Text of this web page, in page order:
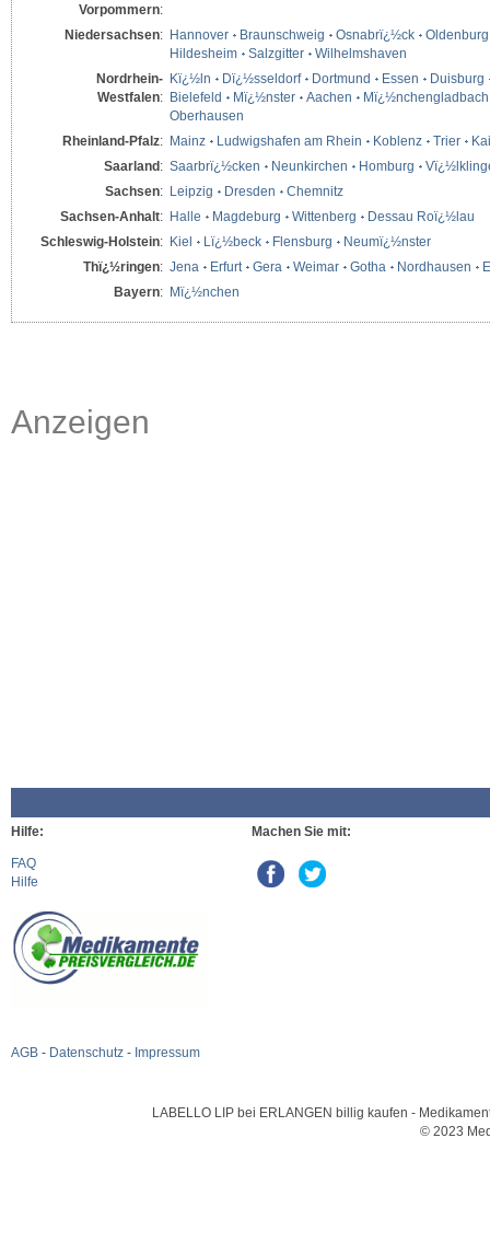
Vorpommern:
Niedersachsen: Hannover Braunschweig Osnabrï¿½ck
Oldenburg
Hildesheim
Salzgitter
Wilhelmshaven
Nordrhein-
Westfalen:
Kï¿½ln Dï¿½sseldorf Dortmund Essen
Duisburg
Bielefeld
Mï¿½nster Aachen
Mï¿½nchengladbach
Oberhausen
Rheinland-Pfalz: Mainz Ludwigshafen am Rhein Koblenz Trier
Saarland: Saarbrï¿½cken Neunkirchen Homburg
Sachsen: Leipzig Dresden
Chemnitz
Sachsen-Anhalt: Halle Magdeburg Wittenberg
Dessau Roï¿½lau
Schleswig-Holstein: Kiel Lï¿½beck Flensburg
Neumï¿½nster
Thï¿½ringen: Jena Erfurt Gera Weimar Gotha Nordhausen
Bayern: Mï¿½nchen
Anzeigen
Hilfe:
FAQ
Hilfe
AGB - Datenschutz - Impressum
Machen Sie mit:
LABELLO LIP bei ERLANGEN billig kaufen -
© 2023